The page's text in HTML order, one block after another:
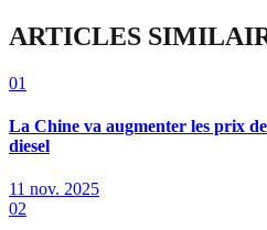
ARTICLES
01
La Chine va augmenter les prix
diesel
11 nov. 2025
02